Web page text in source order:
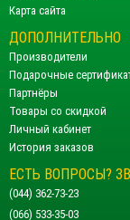
Карта сайта
ДОПОЛНИТЕЛЬНО
Производители
Подарочные
Партнёры
Товары со скидкой
Личный кабинет
История заказов
ЕСТЬ ВОПРОСЫ?
(044) 362-73-23
(066) 533-35-03